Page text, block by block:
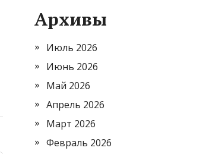
Архивы
Июль 2026
Июнь 2026
Май 2026
Апрель 2026
Март 2026
Февраль 2026